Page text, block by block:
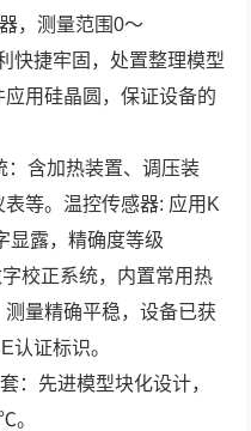
，测量范围0～
快捷牢固，处置整理模型
用硅晶圆，保证设备的
含加热装置、调压装
等。温控传感器: 应用K
显露，精确度等级
校正系统，内置常用热
量精确平稳，设备已获
认证标识。
：先进模型块化设计，
。